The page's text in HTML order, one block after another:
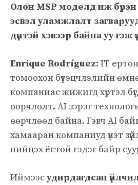
Олон MSP моделд иж
эсвэл уламжлалт загварууд
дүнтэй хэвээр байна уу гэж
Enrique Rodríguez: IT
томоохон бүтэцчлэлийн
компаниас жижигд хүртэл
өөрчлөлт. AI зэрэг технологи
өөрчлөөд байна. Гэвч AI
хамааран компаниуд үнэт
нийцэх ёстой гэдэг байр
Иймээсудирдагдсан